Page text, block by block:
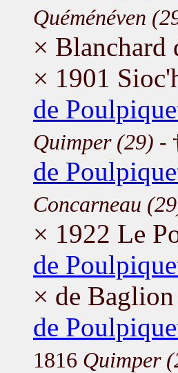
Quéménéven
× Blanchard
× 1901
de
Quimper (29) -
de
Concarneau
× 1922 Le
de
× de
de
1816 Quimper